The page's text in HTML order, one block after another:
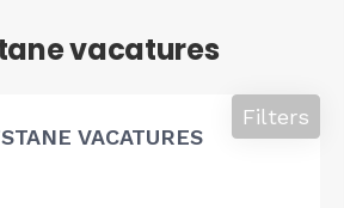
vacatures
VACATURES
Filters